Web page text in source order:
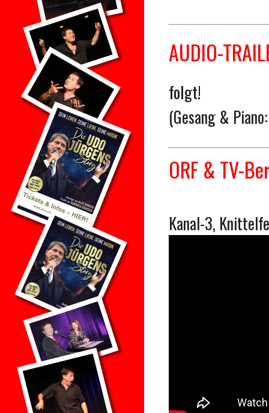
AUDIO-
folgt!
(Gesang &
ORF & TV-
Kanal-3,